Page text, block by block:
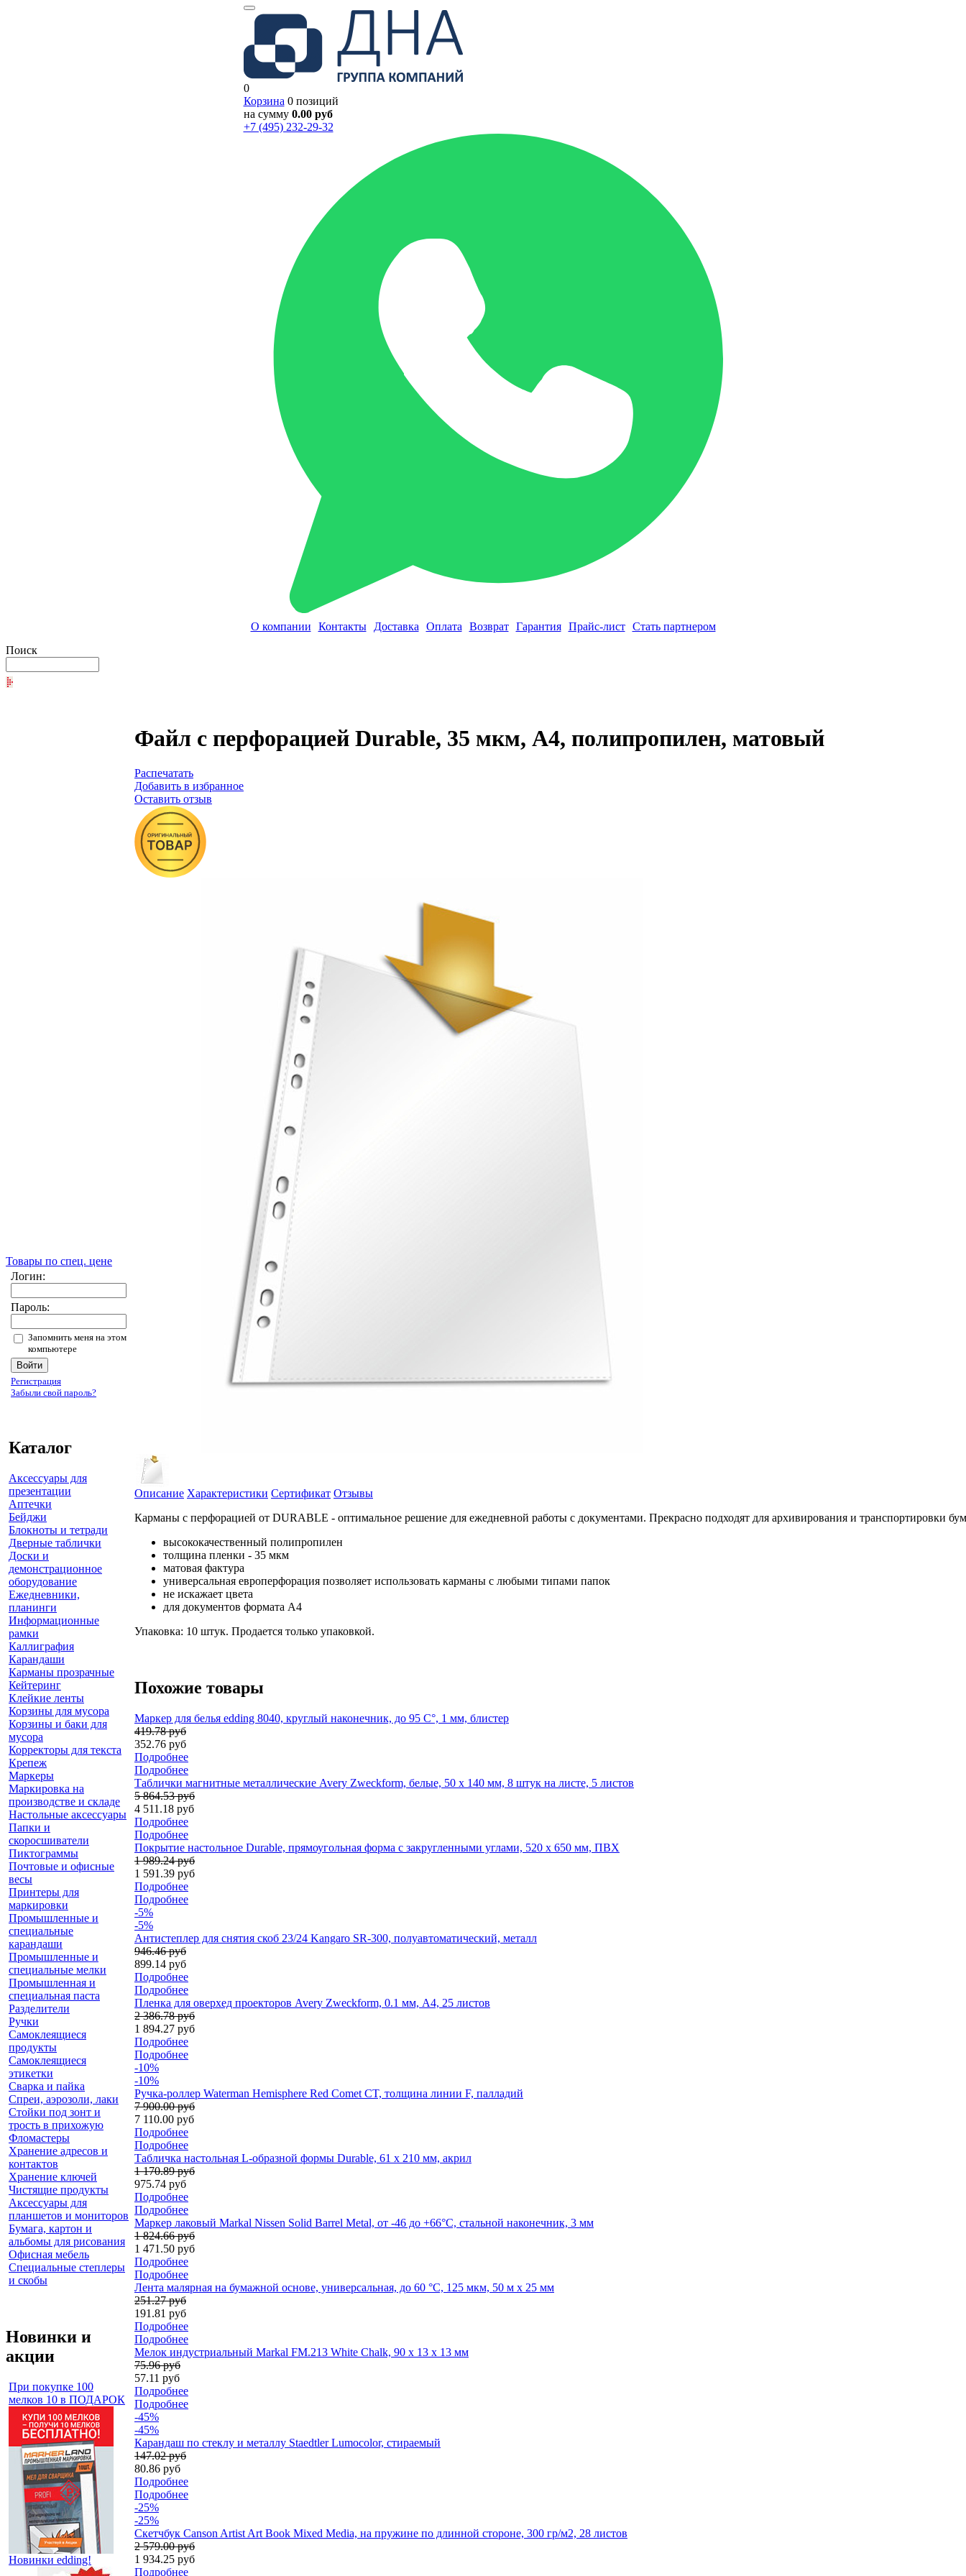
0
Корзина 0 позиций
на сумму 0.00 руб
+7 (495) 232-29-32
О компании Контакты Доставка Оплата Возврат Гарантия Прайс-лист
Стать партнером
Поиск
Товары по спец. цене
Логин:
Пароль:
Запомнить меня на этом
компьютере
Регистрация
Забыли свой пароль?
Каталог
Аксессуары для
презентации
Аптечки
Бейджи
Блокноты и тетради
Дверные таблички
Доски и
демонстрационное
оборудование
Ежедневники,
планинги
Информационные
рамки
Каллиграфия
Карандаши
Карманы прозрачные
Кейтеринг
Клейкие ленты
Корзины для мусора
Корзины и баки для
мусора
Корректоры для текста
Крепеж
Маркеры
Маркировка на
производстве и складе
Настольные аксессуары
Папки и
скоросшиватели
Пиктограммы
Почтовые и офисные
весы
Принтеры для
маркировки
Промышленные и
специальные
карандаши
Промышленные и
специальные мелки
Промышленная и
специальная паста
Разделители
Ручки
Самоклеящиеся
продукты
Самоклеящиеся
этикетки
Сварка и пайка
Спреи, аэрозоли, лаки
Стойки под зонт и
трость в прихожую
Фломастеры
Хранение адресов и
контактов
Хранение ключей
Чистящие продукты
Аксессуары для
планшетов и мониторов
Бумага, картон и
альбомы для рисования
Офисная мебель
Специальные степлеры
и скобы
Новинки и
акции
При покупке 100
мелков 10 в ПОДАРОК
Новинки edding!
Файл с перфорацией Durable, 35 мкм, А4, полипропилен, матовый
Распечатать
Добавить в избранное
Оставить отзыв
Описание Характеристики Сертификат Отзывы
Карманы с перфорацией от DURABLE - оптимальное решение для ежедневной работы с документами. Прекрасно подходят для архивирования и транспортировки
высококачественный полипропилен
толщина пленки - 35 мкм
матовая фактура
универсальная европерфорация позволяет использовать карманы с любыми типами папок
не искажает цвета
для документов формата А4
Упаковка: 10 штук. Продается только упаковкой.
Похожие товары
Маркер для белья edding 8040, круглый наконечник, до 95 С°, 1 мм, блистер
419.78 руб
352.76 руб
Подробнее
Подробнее
Таблички магнитные металлические Avery Zweckform, белые, 50 х 140 мм, 8 штук на листе, 5 листов
5 864.53 руб
4 511.18 руб
Подробнее
Подробнее
Покрытие настольное Durable, прямоугольная форма с закругленными углами, 520 х 650 мм, ПВХ
1 989.24 руб
1 591.39 руб
Подробнее
Подробнее
-5%
-5%
Антистеплер для снятия скоб 23/24 Kangaro SR-300, полуавтоматический, металл
946.46 руб
899.14 руб
Подробнее
Подробнее
Пленка для оверхед проекторов Avery Zweckform, 0.1 мм, А4, 25 листов
2 386.78 руб
1 894.27 руб
Подробнее
Подробнее
-10%
-10%
Ручка-роллер Waterman Hemisphere Red Comet CT, толщина линии F, палладий
7 900.00 руб
7 110.00 руб
Подробнее
Подробнее
Табличка настольная L-образной формы Durable, 61 x 210 мм, акрил
1 170.89 руб
975.74 руб
Подробнее
Подробнее
Маркер лаковый Markal Nissen Solid Barrel Metal, от -46 до +66°C, стальной наконечник, 3 мм
1 824.66 руб
1 471.50 руб
Подробнее
Подробнее
Лента малярная на бумажной основе, универсальная, до 60 °С, 125 мкм, 50 м x 25 мм
251.27 руб
191.81 руб
Подробнее
Подробнее
Мелок индустриальный Markal FM.213 White Chalk, 90 х 13 х 13 мм
75.96 руб
57.11 руб
Подробнее
Подробнее
-45%
-45%
Карандаш по стеклу и металлу Staedtler Lumocolor, стираемый
147.02 руб
80.86 руб
Подробнее
Подробнее
-25%
-25%
Скетчбук Canson Artist Art Book Mixed Media, на пружине по длинной стороне, 300 гр/м2, 28 листов
2 579.00 руб
1 934.25 руб
Подробнее